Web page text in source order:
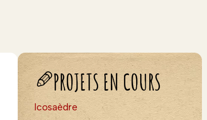
PROJETS EN COURS
Icosaèdre